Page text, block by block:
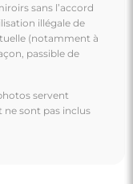
sans l’accord
illégale de
(notamment à
passible de
servent
ne sont pas inclus